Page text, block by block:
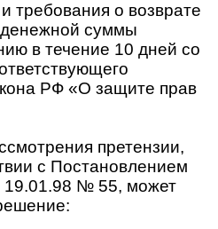
требования о возврате
денежной суммы
в течение 10 дней со
РФ «О защите прав
претензии,
с Постановлением
19.01.98 № 55, может